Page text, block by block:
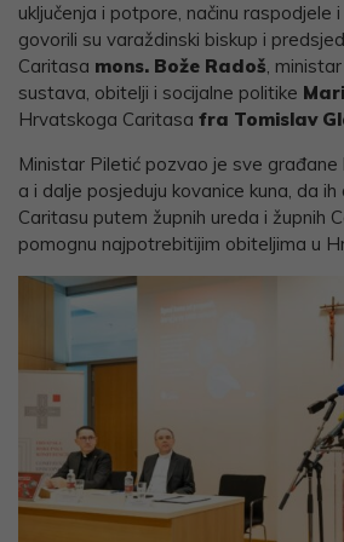
uključenja i potpore, načinu raspodjele
govorili su varaždinski biskup i
Caritasa mons. Bože Radoš,
sustava, obitelji i socijalne politike
Hrvatskoga Caritasa fra Tomislav
Ministar Piletić pozvao je sve građane
a i dalje posjeduju kovanice kuna, da
Caritasu putem župnih ureda i župnih
pomognu najpotrebitijim obiteljima u